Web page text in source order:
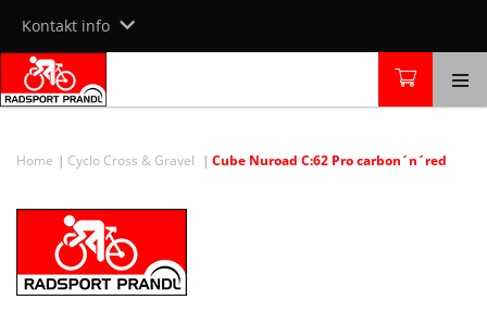
content
Kontakt info
Home Cyclo Cross & Gravel Cube Nuroad C:62 Pro carbon´n´red